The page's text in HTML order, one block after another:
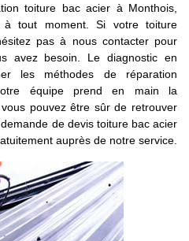
toiture bac acier à Monthois,
à tout moment. Si votre toiture
pas à nous contacter pour
avez besoin. Le diagnostic en
les méthodes de réparation
équipe prend en main la
pouvez être sûr de retrouver
de devis toiture bac acier
auprès de notre service.